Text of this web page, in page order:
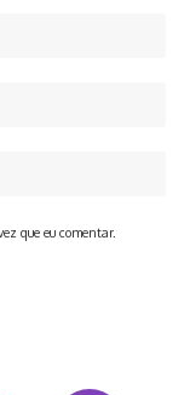
que eu comentar.